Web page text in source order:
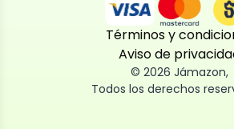
Términos y
Aviso de
© 2026 Jámazon,
Todos los derechos